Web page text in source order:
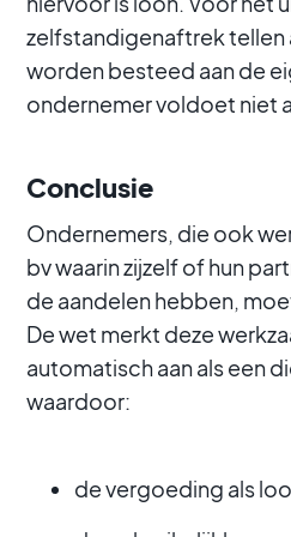
zelfstandigenaftrek tellen
worden besteed aan de
ondernemer voldoet niet
Conclusie
Ondernemers, die ook
bv waarin zijzelf of hun
de aandelen hebben,
De wet merkt deze
automatisch aan als een
waardoor:
de vergoeding als